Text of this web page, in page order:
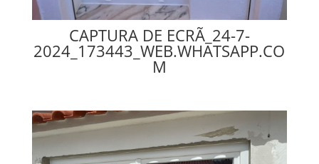
CAPTURA DE ECRÃ_24-7-
2024_173443_WEB.WHATSAPP.CO
M